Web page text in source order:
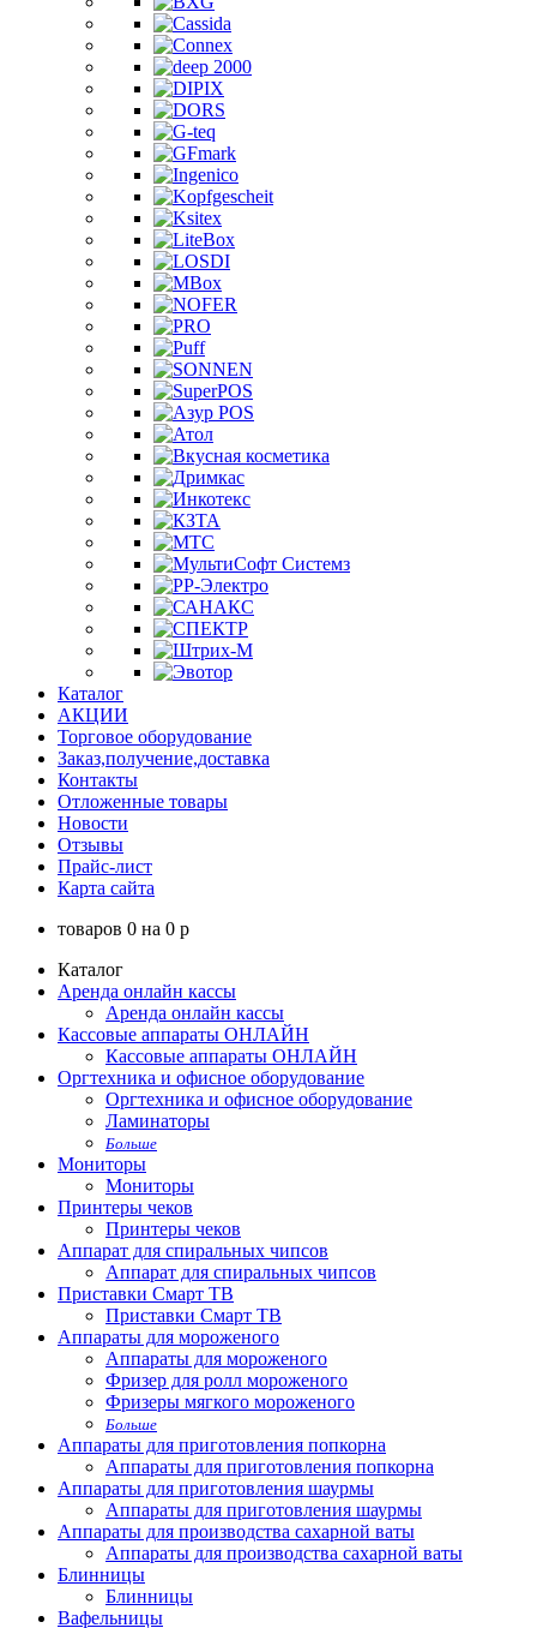
Каталог
АКЦИИ
Торговое оборудование
Заказ,получение,доставка
Контакты
Отложенные товары
Новости
Отзывы
Прайс-лист
Карта сайта
товаров 0 на 0 p
Каталог
Аренда онлайн кассы
Аренда онлайн кассы
Кассовые аппараты ОНЛАЙН
Кассовые аппараты ОНЛАЙН
Оргтехника и офисное оборудование
Оргтехника и офисное оборудование
Ламинаторы
Больше
Мониторы
Мониторы
Принтеры чеков
Принтеры чеков
Аппарат для спиральных чипсов
Аппарат для спиральных чипсов
Приставки Смарт ТВ
Приставки Смарт ТВ
Аппараты для мороженого
Аппараты для мороженого
Фризер для ролл мороженого
Фризеры мягкого мороженого
Больше
Аппараты для приготовления попкорна
Аппараты для приготовления попкорна
Аппараты для приготовления шаурмы
Аппараты для приготовления шаурмы
Аппараты для производства сахарной ваты
Аппараты для производства сахарной ваты
Блинницы
Блинницы
Вафельницы